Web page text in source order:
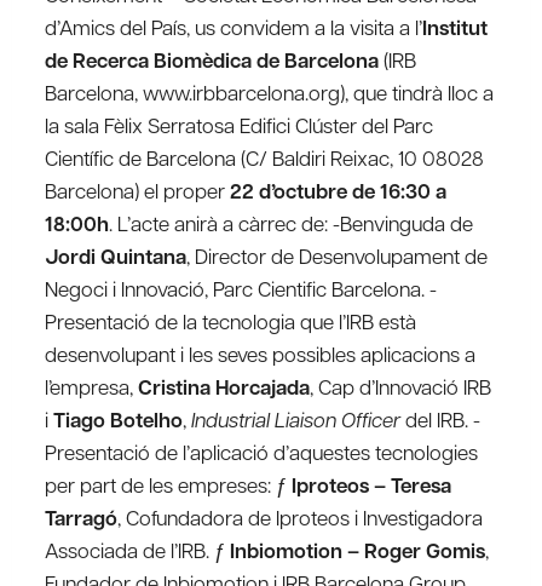
d’Amics del País, us convidem a la visita a l’Institut
de Recerca Biomèdica de Barcelona(IRB
Barcelona, www.irbbarcelona.org), que tindrà lloc a
la sala Fèlix Serratosa Edifici Clúster del Parc
Científic de Barcelona (C/ Baldiri Reixac, 10 08028
Barcelona) el proper22 d’octubre de 16:30 a
18:00h. L’acte anirà a càrrec de: -Benvinguda de
Jordi Quintana, Director de Desenvolupament de
Negoci i Innovació, Parc Cientific Barcelona. -
Presentació de la tecnologia que l’IRB està
desenvolupant i les seves possibles aplicacions a
l’empresa,Cristina Horcajada, Cap d’Innovació IRB
iTiago Botelho,Industrial Liaison Officerdel IRB. -
Presentació de l’aplicació d’aquestes tecnologies
per part de les empreses: ƒ Iproteos – Teresa
Tarragó, Cofundadora de Iproteos i Investigadora
Associada de l’IRB. ƒ Inbiomotion – Roger Gomis,